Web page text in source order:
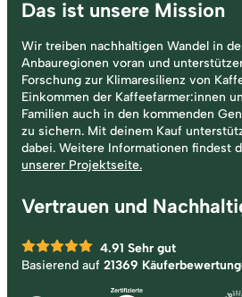
Das ist unsere Mission
Wir treiben nachhaltigen Wandel in
Anbauregionen voran und
Forschung zur Klimaresilienz von
Einkommen der Kaffeefarmer:innen
Familien auch in den kommenden
zu sichern. Mit deinem Kauf
dabei. Weitere Informationen findest
unserer Projektseite.
Vertrauen und
4.91 Sehr gut
Basierend auf 21369